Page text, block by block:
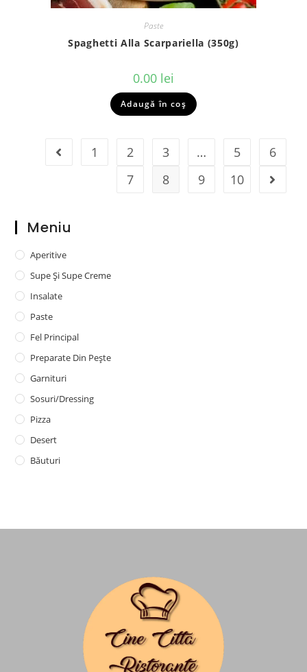
Paste
Spaghetti Alla Scarpariella (350g)
0.00 lei
Adaugă în coș
1 2 3 … 5
6
7
8 9 10
Meniu
Aperitive
Supe Și Supe Creme
Insalate
Paste
Fel Principal
Preparate Din Pește
Garnituri
Sosuri/dressing
Pizza
Desert
Băuturi